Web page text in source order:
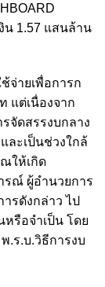
น 1.57 แสนล้าน
จ่ายเพื่อการก
แต่เนื่องจาก
จัดสรรงบกลาง
ละเป็นช่วงใกล้
ให้เกิด
ณ์ ผู้อำนวยการ
รดังกล่าว ไป
หรือจำเป็น โดย
.ร.บ.วิธีการงบ